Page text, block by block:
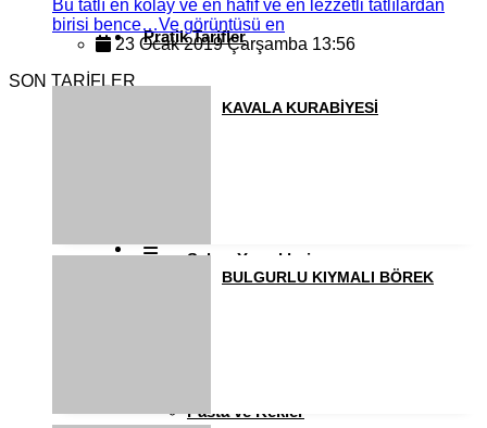
Pratik Tarifler
Sahur Yemekleri
Pasta ve Kekler
Bu tatlı en kolay ve en hafif ve en lezzetli tatlılardan
birisi bence…Ve görüntüsü en
23 Ocak 2019 Çarşamba 13:56
SON TARİFLER
KAVALA KURABİYESİ
BULGURLU KIYMALI BÖREK